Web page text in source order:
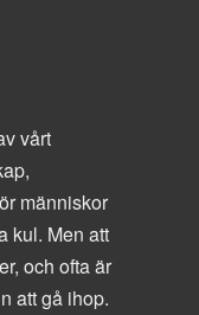
vårt
människor
kul. Men att
och ofta är
att gå ihop.